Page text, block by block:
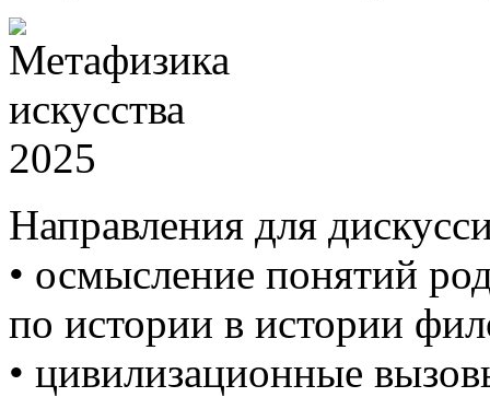
Направления для
• осмысление понятий
по истории в истории
• цивилизационные